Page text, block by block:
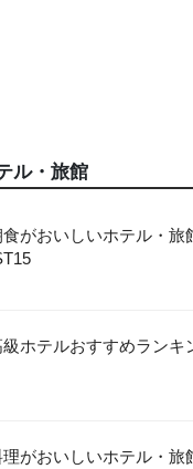
ル・旅館
がおいしいホテル・旅
ホテルおすすめランキ
がおいしいホテル・旅